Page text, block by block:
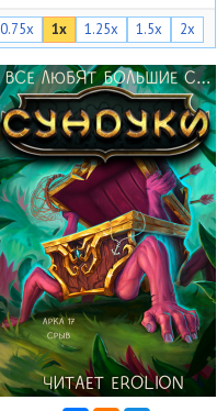
10:11
09:03
10:03
09:03
08:29
12:01
10:46
07:57
08:30
0.75x 1x 1.25x 1.5x 2x